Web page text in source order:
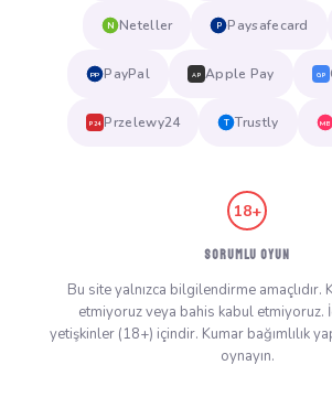
N Neteller P Paysafecard
PP PayPal AP Apple Pay GP
P24 Przelewy24 T Trustly MB
18+
SORUMLU OYUN
Bu site yalnızca bilgilendirme amaçlıdır.
etmiyoruz veya bahis kabul etmiyoruz.
yetişkinler (18+) içindir. Kumar bağımlılık
oynayın.